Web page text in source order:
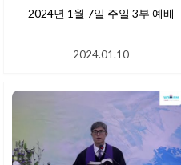
2024년 1월 7일 주일 3부 예배
2024.01.10